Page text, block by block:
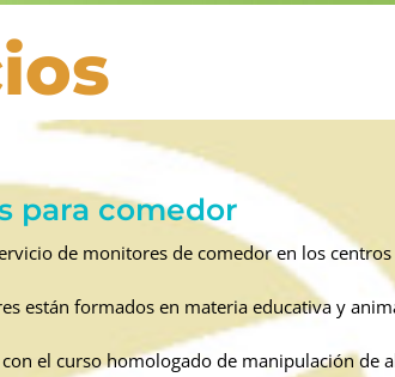
para comedor
de monitores de comedor en los centros
están formados en materia educativa y
el curso homologado de manipulación de